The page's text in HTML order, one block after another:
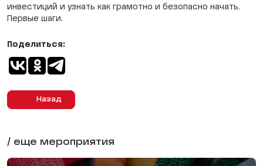
инвестиций и узнать как грамотно и безопасно начать.
Первые шаги.
Назад
Поделиться:
/ еще мероприятия